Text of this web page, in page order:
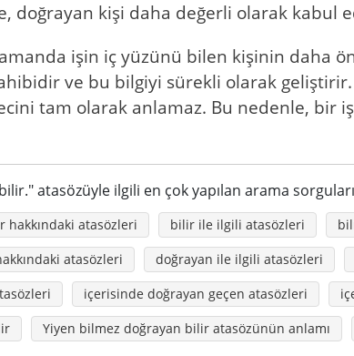
doğrayan kişi daha değerli olarak kabul
işin iç yüzünü bilen kişinin daha
ve bu bilgiyi sürekli olarak
tam olarak anlamaz. Bu nedenle, bir
atasözüyle ilgili en çok yapılan arama
hakkındaki atasözleri bilir ile ilgili atasözleri
atasözleri doğrayan ile ilgili atasözleri
içerisinde doğrayan geçen atasözleri
Yiyen bilmez doğrayan bilir atasözünün anlamı